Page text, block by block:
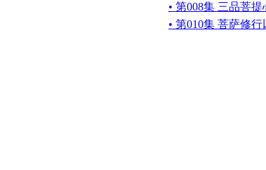
• 第008集 三品菩
• 第010集 菩萨修